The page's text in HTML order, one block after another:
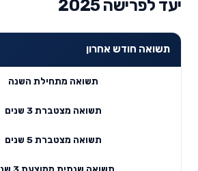
יעד לפרישה 2025
תשואה חודש אחרון
תשואה מתחילת השנה
תשואה מצטברת 3 שנים
תשואה מצטברת 5 שנים
תשואה שנתית ממוצעת 3 שנים